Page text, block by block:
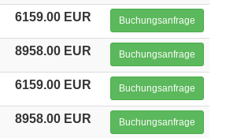
6159.00 EUR Buchungsanfrage
8958.00 EUR Buchungsanfrage
6159.00 EUR Buchungsanfrage
8958.00 EUR Buchungsanfrage